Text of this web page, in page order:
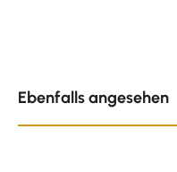
Ebenfalls angesehen